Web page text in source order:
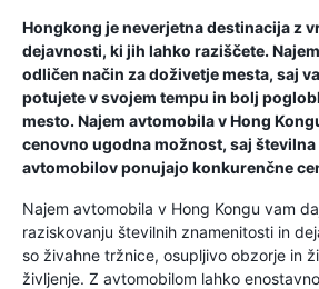
Hongkong je neverjetna destinacija z
dejavnosti, ki jih lahko raziščete.
odličen način za doživetje mesta, saj
potujete v svojem tempu in bolj
mesto. Najem avtomobila v Hong
cenovno ugodna možnost, saj številna
avtomobilov ponujajo konkurenčne
Najem avtomobila v Hong Kongu vam
raziskovanju številnih znamenitosti in
so živahne tržnice, osupljivo obzorje in
življenje. Z avtomobilom lahko